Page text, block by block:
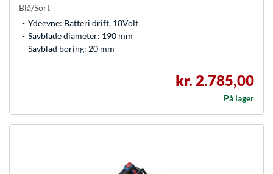
Blå/Sort
Ydeevne: Batteri drift, 18Volt
Savblade diameter: 190 mm
Savblad boring: 20 mm
kr. 2.785,00
På lager